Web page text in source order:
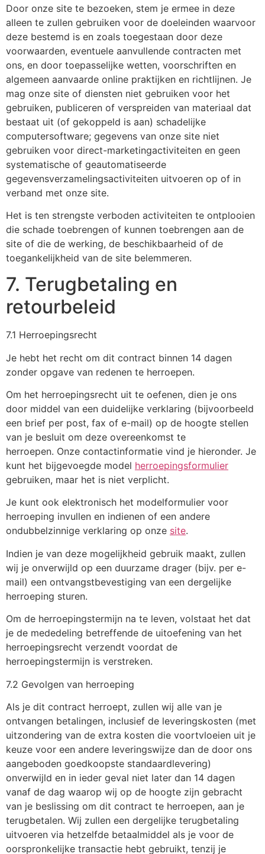
Door onze site te bezoeken, stem je ermee in deze
alleen te zullen gebruiken voor de doeleinden waarvoor
deze bestemd is en zoals toegestaan door deze
voorwaarden, eventuele aanvullende contracten met
ons, en door toepasselijke wetten, voorschriften en
algemeen aanvaarde online praktijken en richtlijnen. Je
mag onze site of diensten niet gebruiken voor het
gebruiken, publiceren of verspreiden van materiaal dat
bestaat uit (of gekoppeld is aan) schadelijke
computersoftware; gegevens van onze site niet
gebruiken voor direct-marketingactiviteiten en geen
systematische of geautomatiseerde
gegevensverzamelingsactiviteiten uitvoeren op of in
verband met onze site.
Het is ten strengste verboden activiteiten te ontplooien
die schade toebrengen of kunnen toebrengen aan de
site of die de werking, de beschikbaarheid of de
toegankelijkheid van de site belemmeren.
7. Terugbetaling en
retourbeleid
7.1 Herroepingsrecht
Je hebt het recht om dit contract binnen 14 dagen
zonder opgave van redenen te herroepen.
Om het herroepingsrecht uit te oefenen, dien je ons
door middel van een duidelijke verklaring (bijvoorbeeld
een brief per post, fax of e-mail) op de hoogte stellen
van je besluit om deze overeenkomst te
herroepen. Onze contactinformatie vind je hieronder. Je
kunt het bijgevoegde model herroepingsformulier
gebruiken, maar het is niet verplicht.
Je kunt ook elektronisch het modelformulier voor
herroeping invullen en indienen of een andere
ondubbelzinnige verklaring op onze site.
Indien je van deze mogelijkheid gebruik maakt, zullen
wij je onverwijld op een duurzame drager (bijv. per e-
mail) een ontvangstbevestiging van een dergelijke
herroeping sturen.
Om de herroepingstermijn na te leven, volstaat het dat
je de mededeling betreffende de uitoefening van het
herroepingsrecht verzendt voordat de
herroepingstermijn is verstreken.
7.2 Gevolgen van herroeping
Als je dit contract herroept, zullen wij alle van je
ontvangen betalingen, inclusief de leveringskosten (met
uitzondering van de extra kosten die voortvloeien uit je
keuze voor een andere leveringswijze dan de door ons
aangeboden goedkoopste standaardlevering)
onverwijld en in ieder geval niet later dan 14 dagen
vanaf de dag waarop wij op de hoogte zijn gebracht
van je beslissing om dit contract te herroepen, aan je
terugbetalen. Wij zullen een dergelijke terugbetaling
uitvoeren via hetzelfde betaalmiddel als je voor de
oorspronkelijke transactie hebt gebruikt, tenzij je